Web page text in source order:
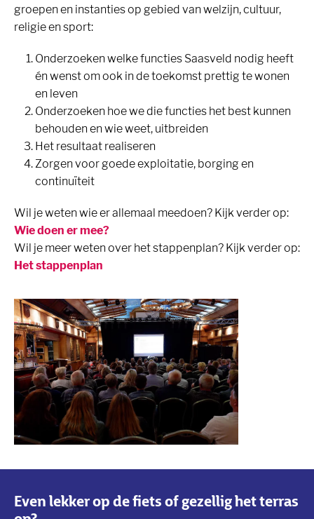
groepen en instanties op gebied van welzijn, cultuur,
religie en sport:
Onderzoeken welke functies Saasveld nodig heeft
én wenst om ook in de toekomst prettig te wonen
en leven
Onderzoeken hoe we die functies het best kunnen
behouden en wie weet, uitbreiden
Het resultaat realiseren
Zorgen voor goede exploitatie, borging en
continuïteit
Wil je weten wie er allemaal meedoen? Kijk verder op:
Wie doen er mee?
Wil je meer weten over het stappenplan? Kijk verder op:
Het stappenplan
Even lekker op de fiets of gezellig het terras